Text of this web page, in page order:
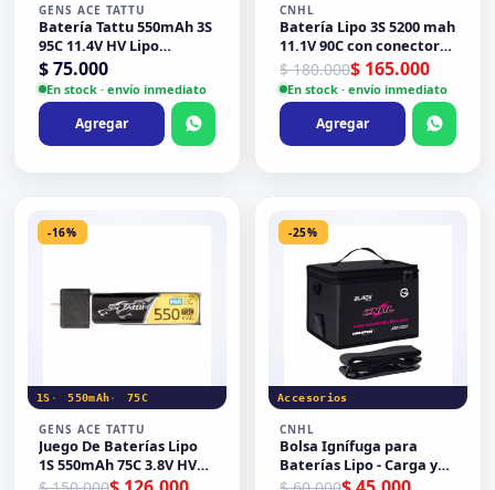
GENS ACE TATTU
Batería Tattu 550mAh 3S
95C 11.4V HV Lipo
conector XT30 ideal para
pavo 20 pro
$75.000
En stock · envío inmediato
Agregar
CNHL
Batería Lipo 3S 5200 mah
11.1V 90C con conector
EC5 CNHL Racing Series
$180.000
El precio original era: $
$ 165.000
El precio actual es: $
En stock · envío inmediato
Agregar
-16%
1S 550mAh 75C
GENS ACE TATTU
Juego De Baterías Lipo
1S 550mAh 75C 3.8V HV
conector BT 2.0 (5
-25%
Accesorios
CNHL
Bolsa Ignífuga para
Baterías Lipo - Carga y
Transporte Seguro